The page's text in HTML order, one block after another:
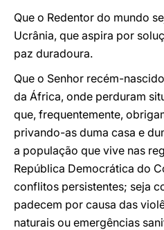
Que o Redentor do mundo
Ucrânia, que aspira por
paz duradoura.
Que o Senhor recém-
da África, onde perduram
que, frequentemente,
privando-as duma casa e
a população que vive nas
República Democrática do
conflitos persistentes; seja
padecem por causa das
naturais ou emergências